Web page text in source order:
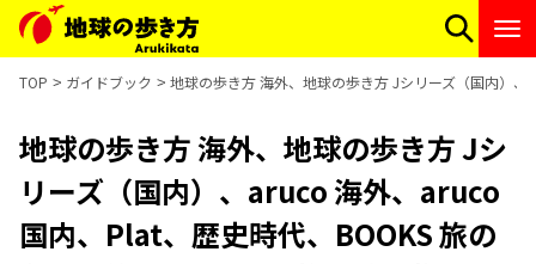
TOP ガイドブック 地球の歩き方 海外、地球の歩き方 Jシリーズ（国内）
地球の歩き方 海外、地球の歩き方 Jシ
リーズ（国内）、aruco 海外、aruco
国内、Plat、歴史時代、BOOKS 旅の